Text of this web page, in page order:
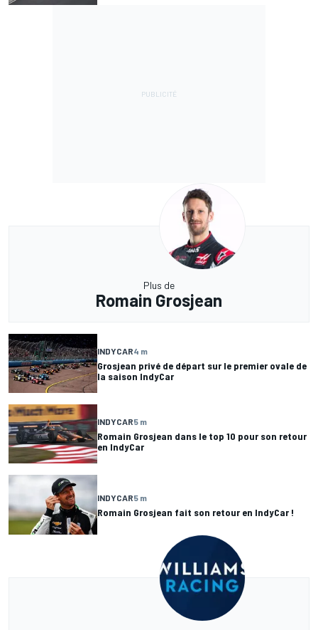
Plus de
Romain Grosjean
INDYCAR4 m
Grosjean privé de départ sur le premier ovale de
la saison IndyCar
INDYCAR5 m
Romain Grosjean dans le top 10 pour son retour
en IndyCar
INDYCAR5 m
Romain Grosjean fait son retour en IndyCar !